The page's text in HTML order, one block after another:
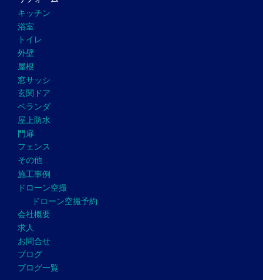
キッチン
浴室
トイレ
外壁
屋根
窓サッシ
玄関ドア
ベランダ
屋上防水
門扉
フェンス
その他
施工事例
ドローン空撮
ドローン空撮予約
会社概要
求人
お問合せ
ブログ
ブログ一覧